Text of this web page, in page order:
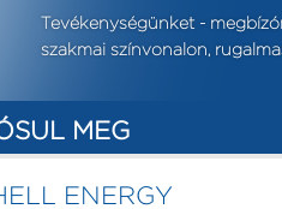
Tevékenységünket -
szakmai színvonalon,
MEG
ENERGY